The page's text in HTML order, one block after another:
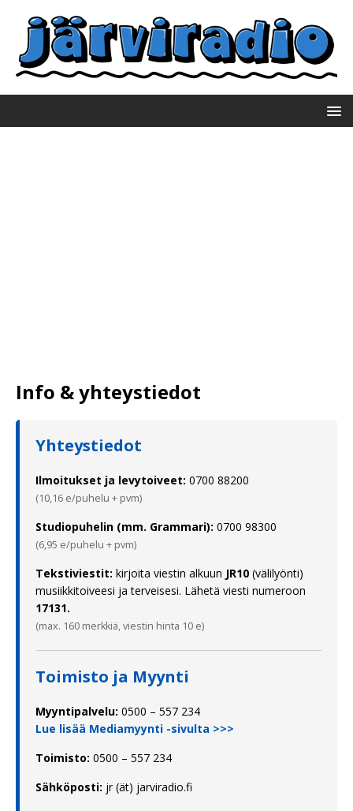
Info & yhteystiedot
Yhteystiedot
Ilmoitukset ja levytoiveet: 0700 88200
(10,16 e/puhelu + pvm)
Studiopuhelin (mm. Grammari): 0700 98300
(6,95 e/puhelu + pvm)
Tekstiviestit: kirjoita viestin alkuun JR10 (välilyönti)
musiikkitoiveesi ja terveisesi. Lähetä viesti numeroon
17131.
(max. 160 merkkiä, viestin hinta 10 e)
Toimisto ja Myynti
Myyntipalvelu: 0500 – 557 234
Lue lisää Mediamyynti -sivulta >>>
Toimisto: 0500 – 557 234
Sähköposti: jr (ät) jarviradio.fi